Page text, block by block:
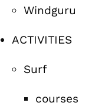
Windguru
ACTIVITIES
Surf
courses